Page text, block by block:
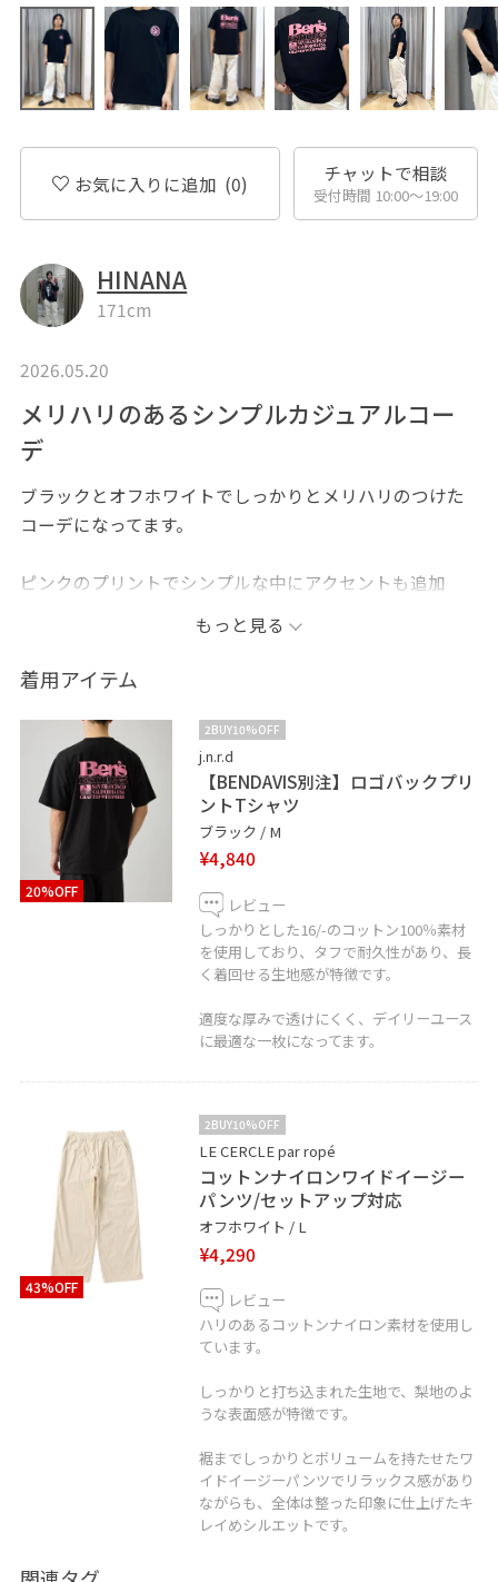
お気に入りに追加 (0) チャットで相談
受付時間 10:00〜19:00
HINANA
171cm
2026.05.20
メリハリのあるシンプルカジュアルコー
デ
ブラックとオフホワイトでしっかりとメリハリのつけた
コーデになってます。
ピンクのプリントでシンプルな中にアクセントも追加
いつもご覧いただきありがとうございます⭐︎
もっと見る
着用アイテム
20%OFF
2BUY10%OFF
j.n.r.d
【BENDAVIS別注】ロゴバックプリ
ントTシャツ
ブラック / M
¥4,840
レビュー
しっかりとした16/-のコットン100％素材
を使用しており、タフで耐久性があり、長
く着回せる生地感が特徴です。
適度な厚みで透けにくく、デイリーユース
に最適な一枚になってます。
43%OFF
2BUY10%OFF
LE CERCLE par ropé
コットンナイロンワイドイージー
パンツ/セットアップ対応
オフホワイト / L
¥4,290
レビュー
ハリのあるコットンナイロン素材を使用し
ています。
しっかりと打ち込まれた生地で、梨地のよ
うな表面感が特徴です。
裾までしっかりとボリュームを持たせたワ
イドイージーパンツでリラックス感があり
ながらも、全体は整った印象に仕上げたキ
レイめシルエットです。